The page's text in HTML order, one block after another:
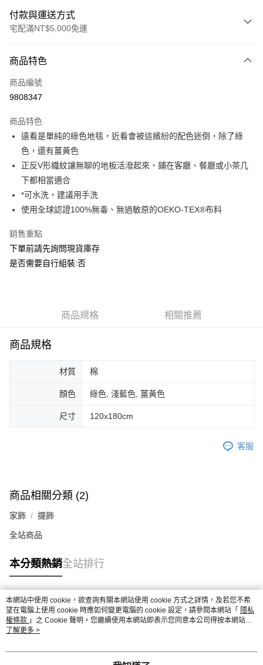
付款與運送方式
宅配滿NT$5,000免運
信用卡一次付款
信用卡分期付款
合作金庫商業銀行
華南商業銀行
彰化商業銀行
上海商業儲蓄銀行
國泰世華商業銀行
兆豐國際商業銀行
臺灣中小企業銀行
匯豐（台灣）商業銀行
聯邦商業銀行
元大商業銀行
永豐商業銀行
台新國際商業銀行
台灣樂天信用卡公司
6 期 0 利率 每期
華南商業銀行
上海商業儲蓄銀行
台北富邦商業銀行
國泰世華商業銀行
臺灣中小企業銀行
匯豐（台灣）商業銀行
華泰商業銀行
元大商業銀行
玉山商業銀行
台灣樂天信用卡公司
ATM付款
運送方式
宅配
每筆NT$150，滿NT$5,000(含以上)免運費
商品特色
商品編號
9808347
商品特色
遠看是單純的綠色地毯，近看會被這繽紛的配色迷倒，除了綠
色，還有薑黃色
正反V形織紋讓無聊的地板活潑起來，鋪在客廳、餐廳或小茶几
下都相當適合
*可水洗，建議用手洗
使用全球認證100%無毒、無過敏原的OEKO-TEX®布料
銷售重點
下單前請先詢問現貨庫存
是否需要自行組裝:否
商品規格 相關推薦
商品規格
材質 棉
顏色 綠色, 淺藍色, 薑黃色
尺寸 120x180cm
客服
商品相關分類 (2)
家飾 擺飾
全站商品
本分類熱銷全站排行
熱門標籤
本網站中使用 cookie，欲查詢有關本網站使用 cookie 方式之詳情，及若您不希
望在電腦上使用 cookie 時應如何變更電腦的 cookie 設定，請參閱本網站「 隱私
權條款 」之 Cookie 聲明。您繼續使用本網站即表示您同意本公司得按本網站使
用條款之 Cookie 聲明使用 cookie。
了解更多 >